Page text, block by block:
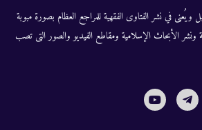
في نشر الفتاوى الفقهية للمراجع العظام بصورة مبوبة
ونشر الأبحاث الإسلامية ومقاطع الفيديو والصور التى تصب